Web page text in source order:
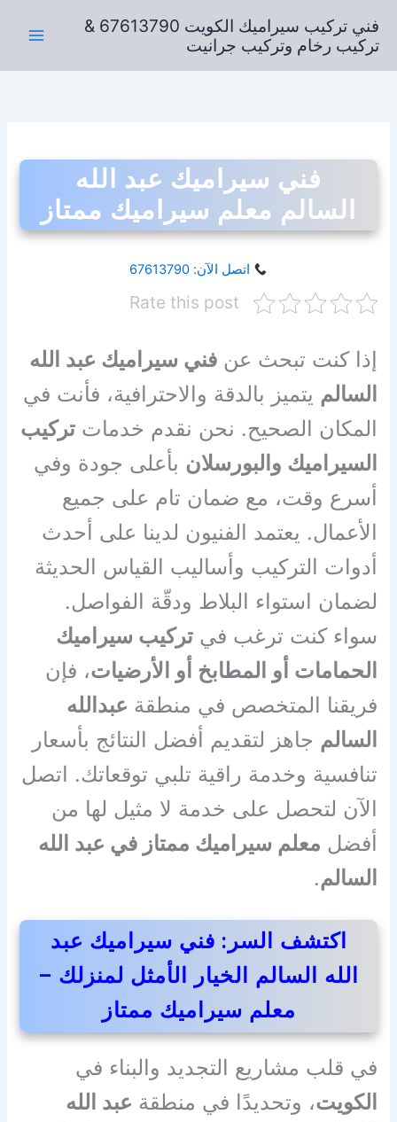
المحتوى
فني تركيب سيراميك الكويت 67613790 &
تركيب رخام وتركيب جرانيت
فني سيراميك عبد الله
السالم معلم سيراميك ممتاز
اتصل الآن: 67613790
Rate this post
إذا كنت تبحث عنفني سيراميك عبد الله
السالم يتميز بالدقة والاحترافية، فأنت في
المكان الصحيح. نحن نقدم خدماتتركيب
السيراميك والبورسلان بأعلى جودة وفي
أسرع وقت، مع ضمان تام على جميع
الأعمال. يعتمد الفنيون لدينا على أحدث
أدوات التركيب وأساليب القياس الحديثة
لضمان استواء البلاط ودقّة الفواصل.
سواء كنت ترغب فيتركيب سيراميك
الحمامات أو المطابخ أو الأرضيات، فإن
فريقنا المتخصص في منطقة عبدالله
السالم جاهز لتقديم أفضل النتائج بأسعار
تنافسية وخدمة راقية تلبي توقعاتك. اتصل
الآن لتحصل على خدمة لا مثيل لها من
أفضل معلم سيراميك ممتاز في عبد الله
السالم.
اكتشف السر: فني سيراميك عبد
الله السالم الخيار الأمثل لمنزلك –
معلم سيراميك ممتاز
في قلب مشاريع التجديد والبناء في
الكويت، وتحديدًا في منطقة عبد الله